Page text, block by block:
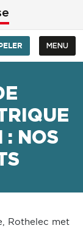
MENU
: NOS
Rothelec met